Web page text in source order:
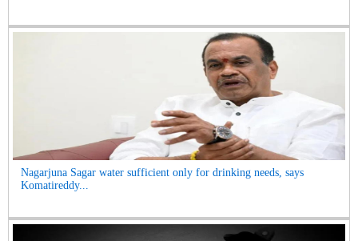
Nagarjuna Sagar water sufficient only for drinking needs, says
Komatireddy...